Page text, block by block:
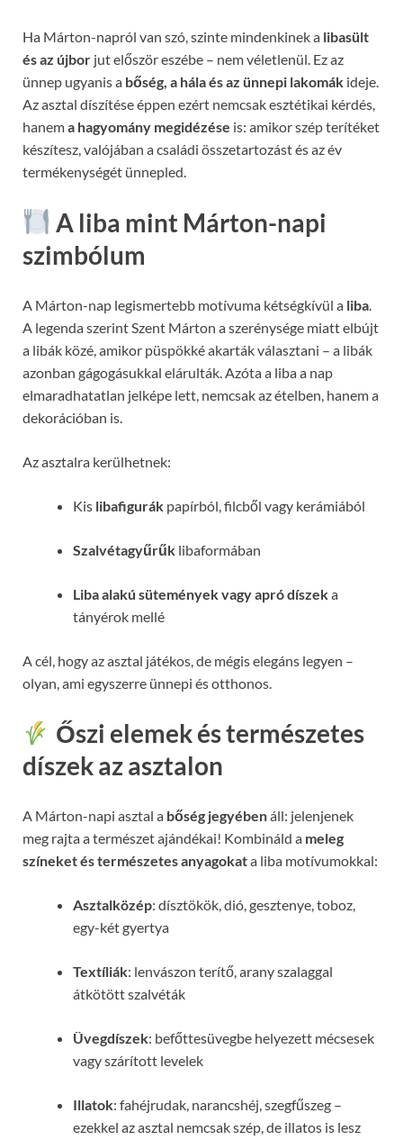
Ha Márton-napról van szó, szinte mindenkinek a libasült
és az újbor jut először eszébe – nem véletlenül. Ez az
ünnep ugyanis a bőség, a hála és az ünnepi lakomák ideje.
Az asztal díszítése éppen ezért nemcsak esztétikai kérdés,
hanema hagyomány megidézése is: amikor szép terítéket
készítesz, valójában a családi összetartozást és az év
termékenységét ünnepled.
A liba mint Márton-napi
szimbólum
A Márton-nap legismertebb motívuma kétségkívül a liba.
A legenda szerint Szent Márton a szerénysége miatt elbújt
a libák közé, amikor püspökké akarták választani – a libák
azonban gágogásukkal elárulták. Azóta a liba a nap
elmaradhatatlan jelképe lett, nemcsak az ételben, hanem a
dekorációban is.
Az asztalra kerülhetnek:
Kis libafigurák papírból, filcből vagy kerámiából
Szalvétagyűrűk libaformában
Liba alakú sütemények vagy apró díszeka
tányérok mellé
A cél, hogy az asztal játékos, de mégis elegáns legyen –
olyan, ami egyszerre ünnepi és otthonos.
Őszi elemek és természetes
díszek az asztalon
A Márton-napi asztal a bőség jegyébenáll: jelenjenek
meg rajta a természet ajándékai! Kombináld a meleg
színeket és természetes anyagokata liba motívumokkal:
Asztalközép: dísztökök, dió, gesztenye, toboz,
egy-két gyertya
Textíliák: lenvászon terítő, arany szalaggal
átkötött szalvéták
Üvegdíszek: befőttesüvegbe helyezett mécsesek
vagy szárított levelek
Illatok: fahéjrudak, narancshéj, szegfűszeg –
ezekkel az asztal nemcsak szép, de illatos is lesz